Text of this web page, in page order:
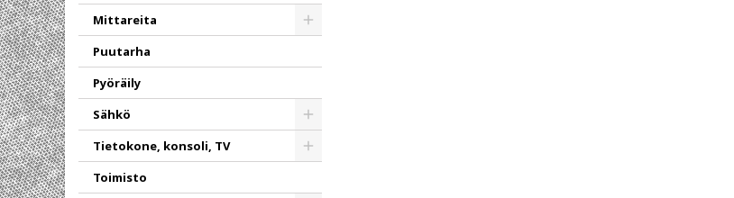
Mittareita
Puutarha
Pyöräily
Sähkö
Tietokone, konsoli, TV
Toimisto